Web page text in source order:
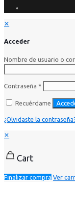
✕
Acceder
Nombre de usuario o
Contraseña *
Recuérdame
¿Olvidaste la
✕
Cart
Finalizar compra Ver